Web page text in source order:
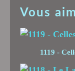
Vous
1119 -